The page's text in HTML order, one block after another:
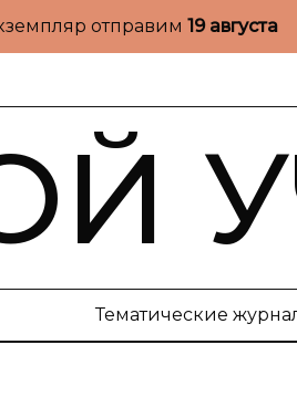
отправим 19 августа
Тематические